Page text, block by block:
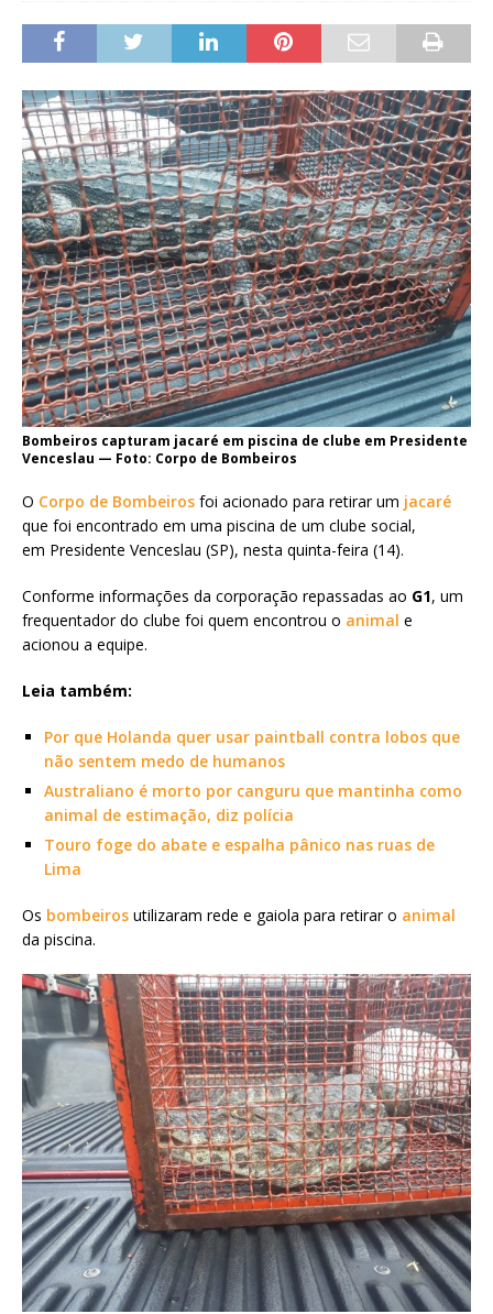
Bombeiros capturam jacaré em piscina de clube em Presidente
Venceslau — Foto: Corpo de Bombeiros
O Corpo de Bombeiros foi acionado para retirar um jacaré
que foi encontrado em uma piscina de um clube social,
em Presidente Venceslau (SP), nesta quinta-feira (14).
Conforme informações da corporação repassadas ao G1, um
frequentador do clube foi quem encontrou o animal e
acionou a equipe.
Leia também:
Por que Holanda quer usar paintball contra lobos que
não sentem medo de humanos
Australiano é morto por canguru que mantinha como
animal de estimação, diz polícia
Touro foge do abate e espalha pânico nas ruas de
Lima
Os bombeiros utilizaram rede e gaiola para retirar o animal
da piscina.